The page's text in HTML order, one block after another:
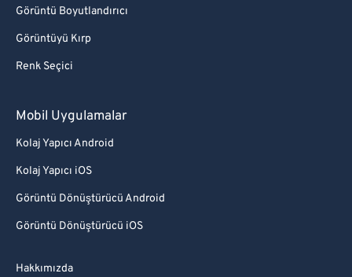
Görüntü Boyutlandırıcı
Görüntüyü Kırp
Renk Seçici
Mobil Uygulamalar
Kolaj Yapıcı Android
Kolaj Yapıcı iOS
Görüntü Dönüştürücü Android
Görüntü Dönüştürücü iOS
Hakkımızda